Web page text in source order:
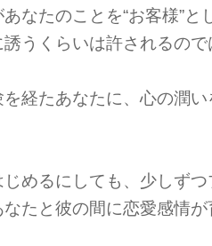
なたのことを“お客様”と
うくらいは許されるの
経たあなたに、心の潤
めるにしても、少しず
なたと彼の間に恋愛感情